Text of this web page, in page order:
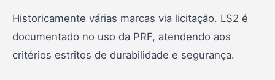
Historicamente várias marcas via licitação. LS2 é
documentado no uso da PRF, atendendo aos
critérios estritos de durabilidade e segurança.